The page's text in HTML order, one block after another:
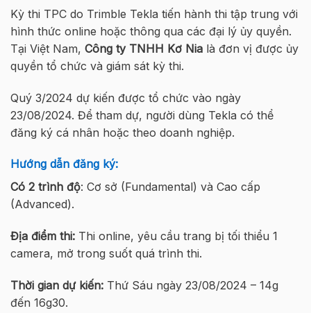
Kỳ thi TPC do Trimble Tekla tiến hành thi tập trung với
hình thức online hoặc thông qua các đại lý ủy quyền.
Tại Việt Nam, Công ty TNHH Kơ Nia là đơn vị được ủy
quyền tổ chức và giám sát kỳ thi.
Quý 3/2024 dự kiến được tổ chức vào ngày
23/08/2024. Để tham dự, người dùng Tekla có thể
đăng ký cá nhân hoặc theo doanh nghiệp.
Hướng dẫn đăng ký:
Có 2 trình độ: Cơ sở (Fundamental) và Cao cấp
(Advanced).
Địa điểm thi: Thi online, yêu cầu trang bị tối thiểu 1
camera, mở trong suốt quá trình thi.
Thời gian dự kiến: Thứ Sáu ngày 23/08/2024 – 14g
đến 16g30.